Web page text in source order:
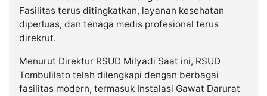
Fasilitas terus ditingkatkan, layanan kesehatan
diperluas, dan tenaga medis profesional terus
direkrut.
Menurut Direktur RSUD Milyadi Saat ini, RSUD
Tombulilato telah dilengkapi dengan berbagai
fasilitas modern, termasuk Instalasi Gawat Darurat